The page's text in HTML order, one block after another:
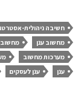
חשיבה ניהולית-אסטרטגית
מחשוב ענן
מחשוב
מערכות מחשוב
ענן
ענן לעסקים